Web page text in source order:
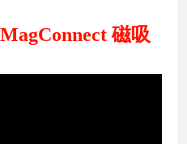
磁吸